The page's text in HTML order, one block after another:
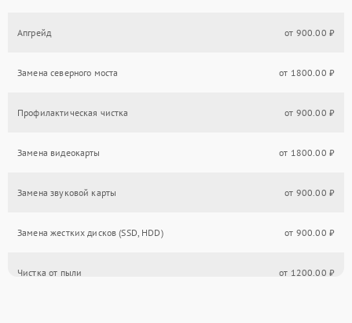
Апгрейд от 900.00 ₽
Замена северного моста от 1800.00 ₽
Профилактическая чистка от 900.00 ₽
Замена видеокарты от 1800.00 ₽
Замена звуковой карты от 900.00 ₽
Замена жестких дисков (SSD, HDD) от 900.00 ₽
Чистка от пыли от 1200.00 ₽